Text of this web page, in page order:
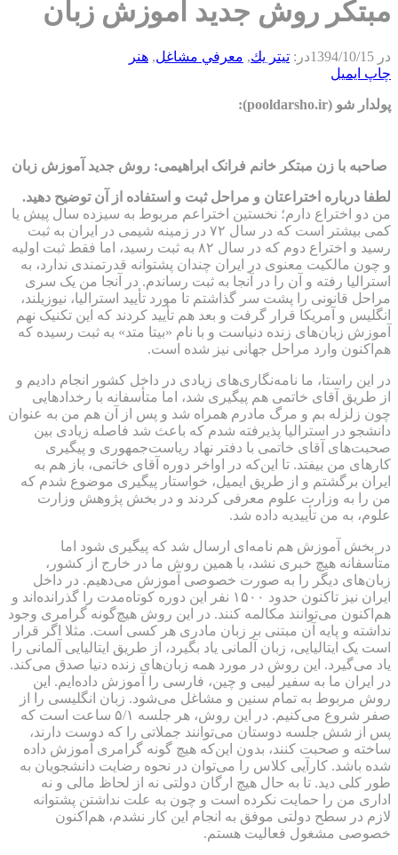
مبتکر روش جدید آموزش زبان
در 1394/10/15در: تيتر يك, معرفي مشاغل, هنر
چاپ ایمیل
پولدار شو (pooldarsho.ir):
صاحبه با زن مبتکر خانم فرانک ابراهیمی: روش جدید آموزش زبان
لطفا درباره اختراعتان و مراحل ثبت و استفاده از آن توضیح دهید.
من دو اختراع دارم؛ نخستین اختراعم مربوط به سیزده سال پیش یا
کمی بیشتر است که در سال ۷۲ در زمینه شیمی در ایران به ثبت
رسید و اختراع دوم که در سال ۸۲ به ثبت رسید، اما فقط ثبت اولیه
و چون مالکیت معنوی در ایران چندان پشتوانه قدرتمندی ندارد، به
استرالیا رفته و آن را در آنجا به ثبت رساندم. در آنجا من یک سری
مراحل قانونی را پشت سر گذاشتم تا مورد تأیید استرالیا، نیوزیلند،
انگلیس و آمریکا قرار گرفت و بعد هم تأیید کردند که این تکنیک نهم
آموزش زبان‌های زنده دنیاست و با نام «بیتا متد» به ثبت رسیده که
هم‌اکنون وارد مراحل جهانی نیز شده است.
در این راستا، ما نامه‌نگاری‌های زیادی در داخل کشور انجام دادیم و
از طریق آقای خاتمی هم پیگیری شد، اما متأسفانه با رخدادهایی
چون زلزله بم و مرگ مادرم همراه شد و پس از آن هم من به عنوان
دانشجو در استرالیا پذیرفته شدم که باعث شد فاصله زیادی بین
صحبت‌های آقای خاتمی با دفتر نهاد ریاست‌جمهوری و پیگیری
کارهای من بیفتد. تا این‌که در اواخر دوره آقای خاتمی، باز هم به
ایران برگشتم و از طریق ایمیل، خواستار پیگیری موضوع شدم که
من را به وزارت علوم معرفی کردند و در بخش پژوهش وزارت
علوم، به من تأییدیه داده شد.
در بخش آموزش هم نامه‌ای ارسال شد که پیگیری شود اما
متأسفانه هیچ خبری نشد، با همین روش ما در خارج از کشور،
زبان‌های دیگر را به صورت خصوصی آموزش می‌دهیم. در داخل
ایران نیز تاکنون حدود ۱۵۰۰ نفر این دوره کوتاه‌مدت را گذرانده‌اند و
هم‌اکنون می‌توانند مکالمه کنند. در این روش هیچ‌گونه گرامری وجود
نداشته و پایه آن مبتنی بر زبان مادری هر کسی است. مثلا اگر قرار
است یک ایتالیایی، زبان آلمانی یاد بگیرد، از طریق ایتالیایی آلمانی را
یاد می‌گیرد. این روش در مورد همه زبان‌های زنده دنیا صدق می‌کند.
در ایران ما به سفیر لیبی و چین، فارسی را آموزش داده‌ایم. این
روش مربوط به تمام سنین و مشاغل می‌شود. زبان انگلیسی را از
صفر شروع می‌کنیم. در این روش، هر جلسه ۵/۱ ساعت است که
پس از شش جلسه دوستان می‌توانند جملاتی را که دوست دارند،
ساخته و صحبت کنند، بدون این‌که هیچ گونه گرامری آموزش داده
شده باشد. کارآیی کلاس را می‌توان در نحوه رضایت دانشجویان به
طور کلی دید. تا به حال هیچ ارگان دولتی نه از لحاظ مالی و نه
اداری من را حمایت نکرده است و چون به علت نداشتن پشتوانه
لازم در سطح دولتی موفق به انجام این کار نشدم، هم‌اکنون
خصوصی مشغول فعالیت هستم.